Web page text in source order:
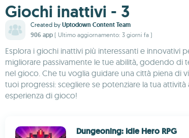
Giochi inattivi - 3
Created by Uptodown Content Team
906 app ( Ultimo aggiornamento: 3 giorni fa )
Esplora i giochi inattivi più interessanti e innovativi
migliorare passivamente le tue abilità, godendo
nel gioco. Che tu voglia guidare una città piena di
tuoi progressi: scegliere se potenziare la tua
esperienza di gioco!
Dungeoning: Idle Hero RPG